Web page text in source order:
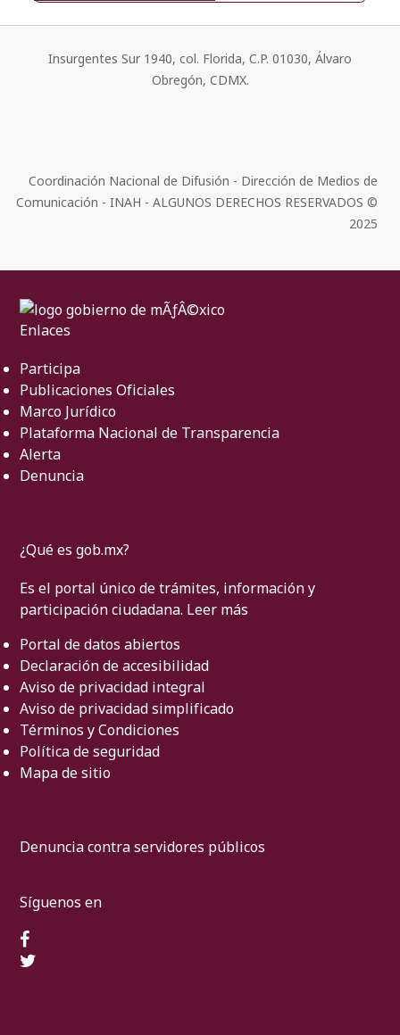
Insurgentes Sur 1940, col. Florida, C.P. 01030, Álvaro
Obregón, CDMX.
Coordinación Nacional de Difusión - Dirección de Medios de
Comunicación - INAH - ALGUNOS DERECHOS RESERVADOS ©
2025
Enlaces
Participa
Publicaciones Oficiales
Marco Jurídico
Plataforma Nacional de Transparencia
Alerta
Denuncia
¿Qué es gob.mx?
Es el portal único de trámites, información y
participación ciudadana. Leer más
Portal de datos abiertos
Declaración de accesibilidad
Aviso de privacidad integral
Aviso de privacidad simplificado
Términos y Condiciones
Política de seguridad
Mapa de sitio
Denuncia contra servidores públicos
Síguenos en